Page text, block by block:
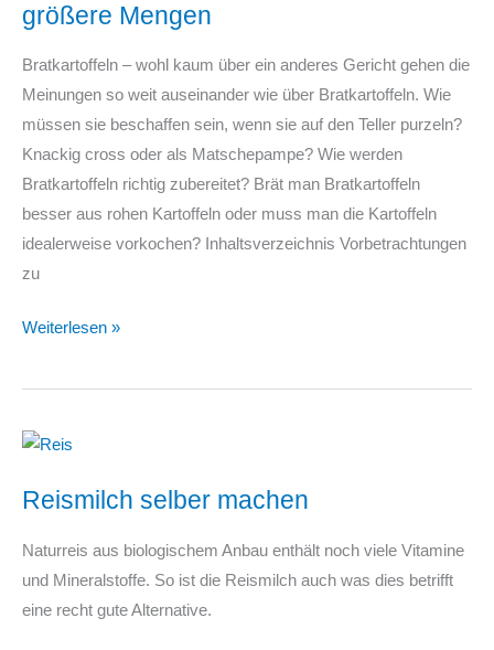
größere Mengen
Bratkartoffeln – wohl kaum über ein anderes Gericht gehen die
Meinungen so weit auseinander wie über Bratkartoffeln. Wie
müssen sie beschaffen sein, wenn sie auf den Teller purzeln?
Knackig cross oder als Matschepampe? Wie werden
Bratkartoffeln richtig zubereitet? Brät man Bratkartoffeln
besser aus rohen Kartoffeln oder muss man die Kartoffeln
idealerweise vorkochen? Inhaltsverzeichnis Vorbetrachtungen
zu
Bratkartoffeln
drei
für
Mengen
Weiterlesen »
Reismilch selber machen
Naturreis aus biologischem Anbau enthält noch viele Vitamine
und Mineralstoffe. So ist die Reismilch auch was dies betrifft
eine recht gute Alternative.